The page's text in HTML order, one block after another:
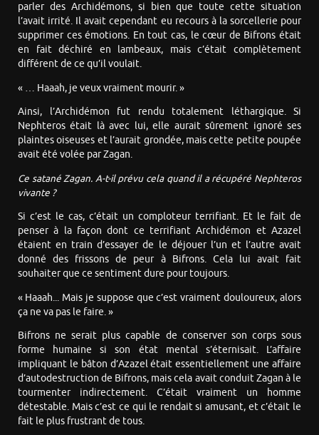
parler des Archidémons, si bien que toute cette situation
l’avait irrité. Il avait cependant eu recours à la sorcellerie pour
supprimer ces émotions. En tout cas, le cœur de Bifrons était
en fait déchiré en lambeaux, mais c’était complètement
différent de ce qu’il voulait.
« … Haaah, je veux vraiment mourir. »
Ainsi, l’Archidémon fut rendu totalement léthargique. Si
Nephteros était là avec lui, elle aurait sûrement ignoré ses
plaintes oiseuses et l’aurait grondée, mais cette petite poupée
avait été volée par Zagan.
Ce satané Zagan. A-t-il prévu cela quand il a récupéré Nephteros
vivante ?
Si c’est le cas, c’était un comploteur terrifiant. Et le fait de
penser à la façon dont ce terrifiant Archidémon et Azazel
étaient en train d’essayer de le déjouer l’un et l’autre avait
donné des frissons de peur à Bifrons. Cela lui avait fait
souhaiter que ce sentiment dure pour toujours.
« Haaah... Mais je suppose que c’est vraiment douloureux, alors
ça ne va pas le faire. »
Bifrons ne serait plus capable de conserver son corps sous
forme humaine si son état mental s’éternisait. L’affaire
impliquant le bâton d’Azazel était essentiellement une affaire
d’autodestruction de Bifrons, mais cela avait conduit Zagan à le
tourmenter indirectement. C’était vraiment un homme
détestable. Mais c’est ce qui le rendait si amusant, et c’était le
fait le plus frustrant de tous.